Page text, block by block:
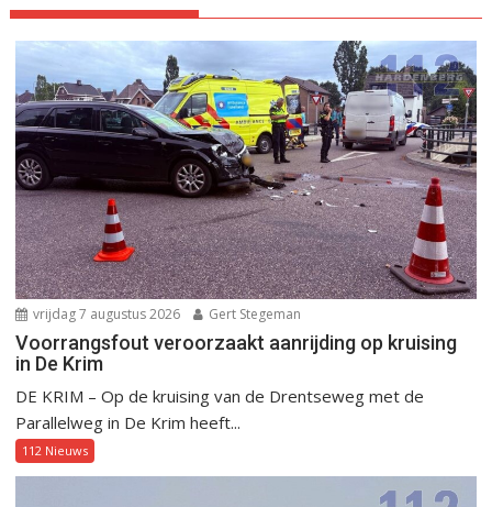
vrijdag 7 augustus 2026 Gert Stegeman
Voorrangsfout veroorzaakt aanrijding op kruising
in De Krim
DE KRIM – Op de kruising van de Drentseweg met de
Parallelweg in De Krim heeft...
112 Nieuws